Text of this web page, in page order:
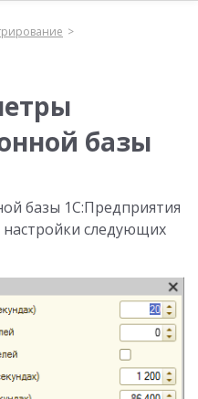
базы
базы 1С:Предприятия
следующих